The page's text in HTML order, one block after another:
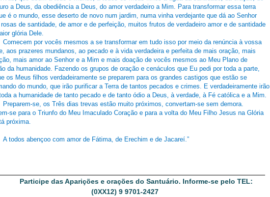
a Deus, da obediência a Deus, do amor verdadeiro a Mim. Para transformar essa terra
é o mundo, esse deserto de novo num jardim, numa vinha verdejante que dá ao Senhor
de santidade, de amor e de perfeição, muitos frutos de verdadeiro amor e de santidade
glória Dele.
Comecem por vocês mesmos a se transformar em tudo isso por meio da renúncia à vossa
aos prazeres mundanos, ao pecado e à vida verdadeira e perfeita de mais oração, mais
mais amor ao Senhor e a Mim e mais doação de vocês mesmos ao Meu Plano de
da humanidade. Fazendo os grupos de oração e cenáculos que Eu pedi por toda a parte,
os Meus filhos verdadeiramente se preparem para os grandes castigos que estão se
do mundo, que irão purificar a Terra de tantos pecados e crimes. E verdadeiramente irão
a humanidade de tanto pecado e de tanto ódio a Deus, à verdade, à Fé católica e a Mim.
Preparem-se, os Três dias trevas estão muito próximos, convertam-se sem demora.
se para o Triunfo do Meu Imaculado Coração e para a volta do Meu Filho Jesus na Glória
próxima.
A todos abençoo com amor de Fátima, de Erechim e de Jacareí.”
Participe das Aparições e orações do Santuário. Informe-se pelo TEL:
(0XX12) 9 9701-2427